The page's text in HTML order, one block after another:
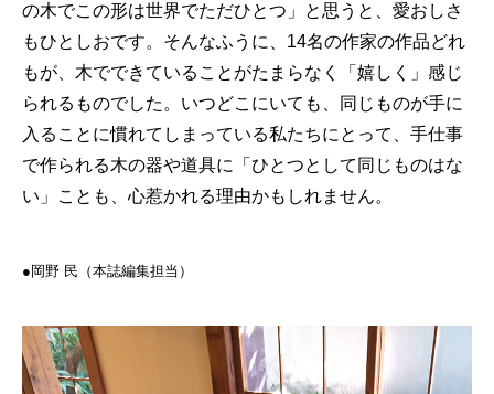
の木でこの形は世界でただひとつ」と思うと、愛おしさ
もひとしおです。そんなふうに、14名の作家の作品どれ
もが、木でできていることがたまらなく「嬉しく」感じ
られるものでした。いつどこにいても、同じものが手に
入ることに慣れてしまっている私たちにとって、手仕事
で作られる木の器や道具に「ひとつとして同じものはな
い」ことも、心惹かれる理由かもしれません。
●岡野 民（本誌編集担当）